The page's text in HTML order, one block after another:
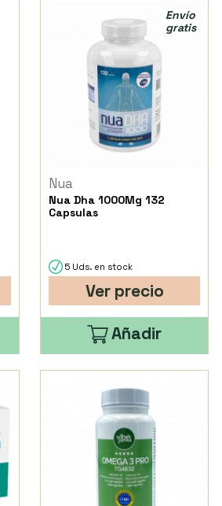
Nua
Nua Dha 1000Mg 132
Capsulas
Envío
gratis
5 Uds. en stock
Ver precio
Añadir